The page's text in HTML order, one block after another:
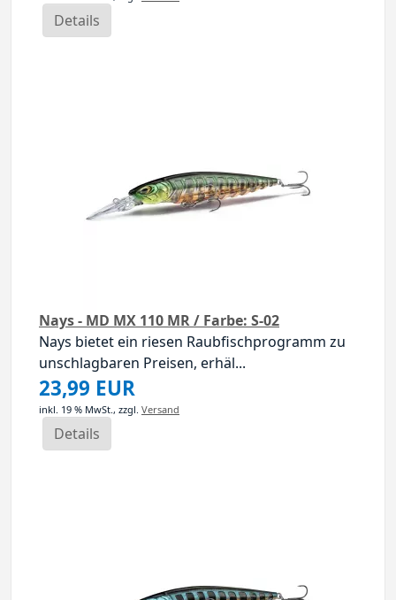
Details
Nays - MD MX 110 MR / Farbe: S-02
Nays bietet ein riesen Raubfischprogramm zu
unschlagbaren Preisen, erhäl...
23,99 EUR
inkl. 19 % MwSt., zzgl. Versand
Details